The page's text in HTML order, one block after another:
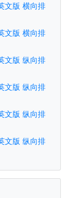
文版 横向排
文版 横向排
文版 纵向排
文版 纵向排
文版 纵向排
文版 纵向排